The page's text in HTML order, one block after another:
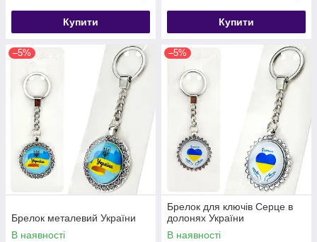
Купити Купити
–5%
Брелок металевий України
В наявності
–5%
Брелок для ключів Серце в
долонях України
В наявності